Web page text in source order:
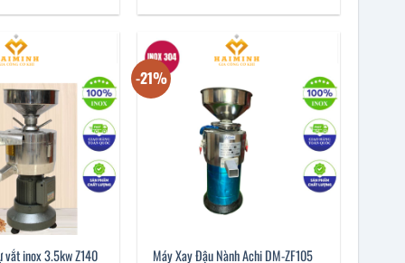
tại là: tại
vắt inox 3.5kw Z140
-21%
Máy Xay Đậu Nành Achi DM-ZF105